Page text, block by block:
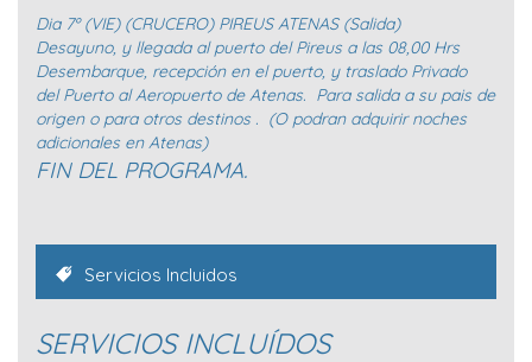
Dia 7º (VIE) (CRUCERO) PIREUS ATENAS (Salida)
Desayuno, y llegada al puerto del Pireus a las 08,00 Hrs
Desembarque, recepción en el puerto, y traslado Privado
del Puerto al Aeropuerto de Atenas. Para salida a su pais de
origen o para otros destinos . (O podran adquirir noches
adicionales en Atenas)
FIN DEL PROGRAMA.
Servicios Incluidos
SERVICIOS INCLUÍDOS